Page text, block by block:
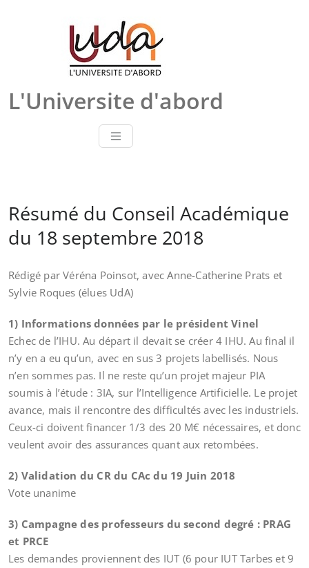
L'Universite d'abord
Résumé du Conseil Académique
du 18 septembre 2018
Rédigé par Véréna Poinsot, avec Anne-Catherine Prats et
Sylvie Roques (élues UdA)
1) Informations données par le président Vinel
Echec de l’IHU. Au départ il devait se créer 4 IHU. Au final il
n’y en a eu qu’un, avec en sus 3 projets labellisés. Nous
n’en sommes pas. Il ne reste qu’un projet majeur PIA
soumis à l’étude : 3IA, sur l’Intelligence Artificielle. Le projet
avance, mais il rencontre des difficultés avec les industriels.
Ceux-ci doivent financer 1/3 des 20 M€ nécessaires, et donc
veulent avoir des assurances quant aux retombées.
2) Validation du CR du CAc du 19 Juin 2018
Vote unanime
3) Campagne des professeurs du second degré : PRAG
et PRCE
Les demandes proviennent des IUT (6 pour IUT Tarbes et 9